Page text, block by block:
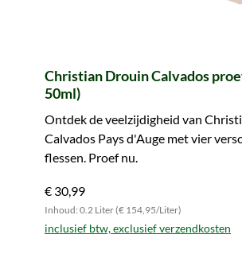
Christian Drouin Calvados
50ml)
Ontdek de veelzijdigheid van
Calvados Pays d'Auge met vier
flessen. Proef nu.
€ 30,99
Inhoud: 0.2 Liter (€ 154,95/Liter)
inclusief btw, exclusief verzendkosten